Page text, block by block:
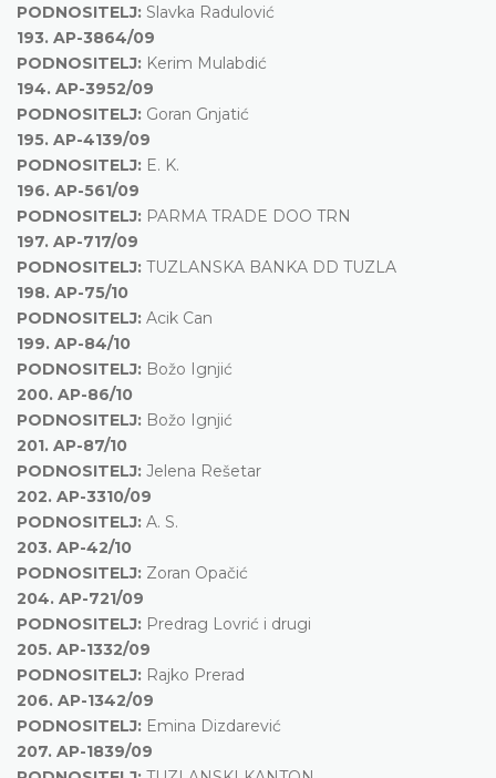
PODNOSITELJ: Slavka Radulović
193. AP-3864/09
PODNOSITELJ: Kerim Mulabdić
194. AP-3952/09
PODNOSITELJ: Goran Gnjatić
195. AP-4139/09
PODNOSITELJ: E. K.
196. AP-561/09
PODNOSITELJ: PARMA TRADE DOO TRN
197. AP-717/09
PODNOSITELJ: TUZLANSKA BANKA DD TUZLA
198. AP-75/10
PODNOSITELJ: Acik Can
199. AP-84/10
PODNOSITELJ: Božo Ignjić
200. AP-86/10
PODNOSITELJ: Božo Ignjić
201. AP-87/10
PODNOSITELJ: Jelena Rešetar
202. AP-3310/09
PODNOSITELJ: A. S.
203. AP-42/10
PODNOSITELJ: Zoran Opačić
204. AP-721/09
PODNOSITELJ: Predrag Lovrić i drugi
205. AP-1332/09
PODNOSITELJ: Rajko Prerad
206. AP-1342/09
PODNOSITELJ: Emina Dizdarević
207. AP-1839/09